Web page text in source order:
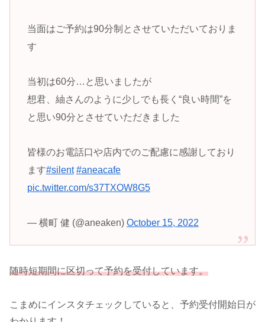
当面はご予約は90分制とさせていただいておりま
す
当初は60分…と思いましたが
想君、紬さんのように少しでも長く“良い時間”を
と思い90分とさせていただきました
皆様のお電話口や店内でのご配慮に感謝しており
ます#silent #aneacafe
pic.twitter.com/s37TXOW8G5
— 横町 健 (@aneaken) October 15, 2022
随時短期間に区切って予約を受付しています。
こまめにインスタチェックしていると、予約受付開始日が